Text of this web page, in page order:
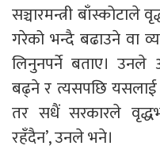
सञ्चारमन्त्री
गरेको भन्दै बढाउने वा
लिनुनपर्ने बताए। उनले
बढ्ने र त्यसपछि यसलाई
तर सधैं सरकारले
रहँदैन’, उनले भने।